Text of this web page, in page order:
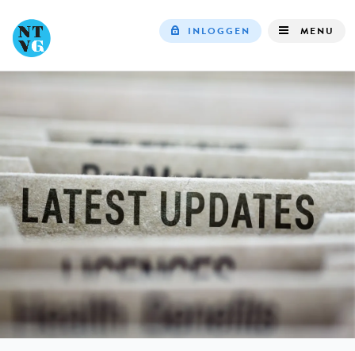
navigation
INLOGGEN MENU